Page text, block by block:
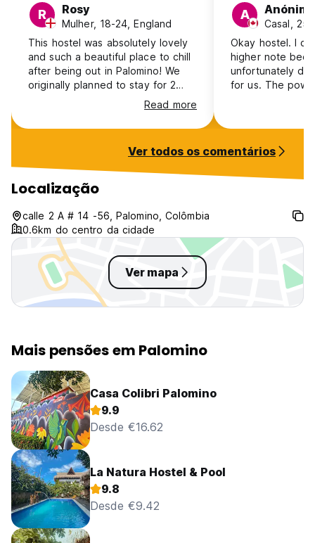
R Rosy
Mulher, 18-24, England
This hostel was absolutely lovely
and such a beautiful place to chill
after being out in Palomino! We
originally planned to stay for 2
nights but ended up being there
for 5. The only thing I would say is
that it is slightly out the way as it’s
it’s only a 10 minute walk into town
straight down one road. It’s
definitely not a party hostel but
everyone there was lovely and
social - would definitely
recommend!
Read more
A
Casal,
Okay hostel. I
higher note
unfortunately
for us. The
or help us get
cellphone
property and no
The room was
Ver todos os comentários
Localização
calle 2 A # 14 -56, Palomino, Colômbia
0.6km do centro da cidade
Ver mapa
Mais pensões em Palomino
Casa Colibri Palomino
9.9
Desde €16.62
La Natura Hostel & Pool
9.8
Desde €9.42